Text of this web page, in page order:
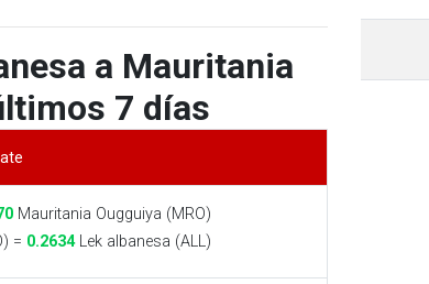
a Mauritania
7 días
Mauritania Ougguiya (MRO)
= 0.2634Lek albanesa (ALL)